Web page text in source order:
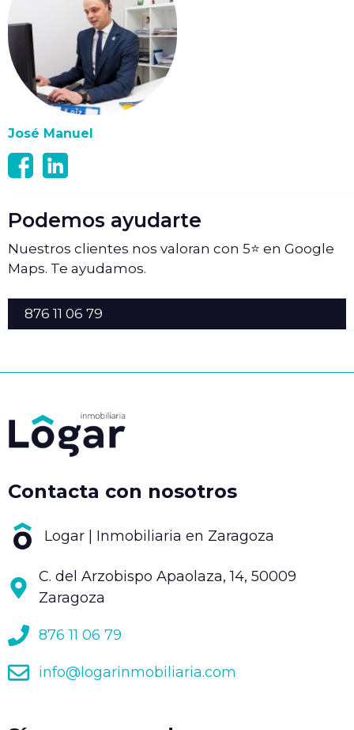
José Manuel
Podemos ayudarte
Nuestros clientes nos valoran con 5⭐ en Google
Maps. Te ayudamos.
876 11 06 79
Contacta con nosotros
Logar | Inmobiliaria en Zaragoza
C. del Arzobispo Apaolaza, 14, 50009
Zaragoza
876 11 06 79
info@logarinmobiliaria.com